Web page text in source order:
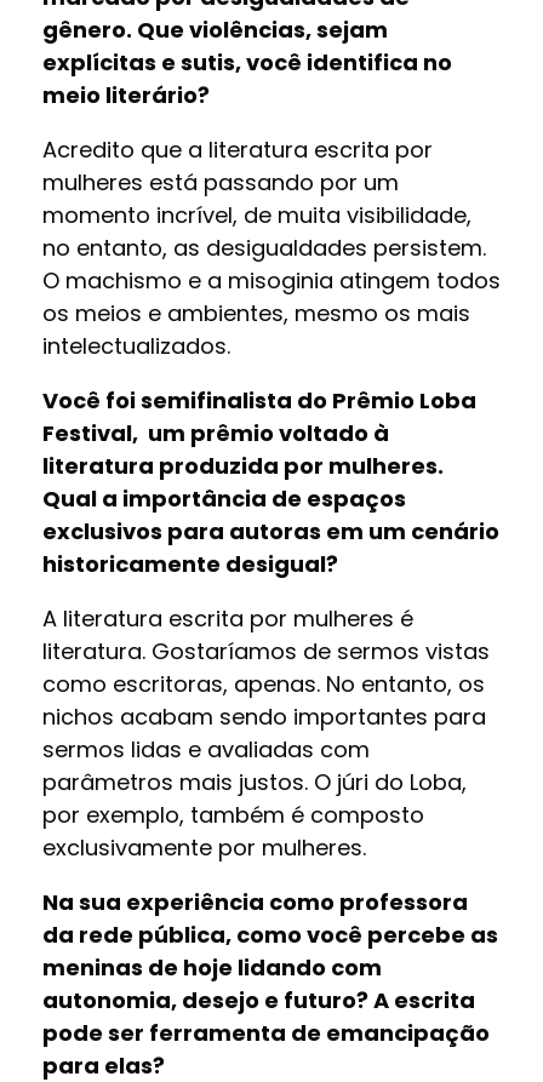
gênero. Que violências, sejam
explícitas e sutis, você identifica no
meio literário?
Acredito que a literatura escrita por
mulheres está passando por um
momento incrível, de muita visibilidade,
no entanto, as desigualdades persistem.
O machismo e a misoginia atingem todos
os meios e ambientes, mesmo os mais
intelectualizados.
Você foi semifinalista do Prêmio Loba
Festival, um prêmio voltado à
literatura produzida por mulheres.
Qual a importância de espaços
exclusivos para autoras em um cenário
historicamente desigual?
A literatura escrita por mulheres é
literatura. Gostaríamos de sermos vistas
como escritoras, apenas. No entanto, os
nichos acabam sendo importantes para
sermos lidas e avaliadas com
parâmetros mais justos. O júri do Loba,
por exemplo, também é composto
exclusivamente por mulheres.
Na sua experiência como professora
da rede pública, como você percebe as
meninas de hoje lidando com
autonomia, desejo e futuro? A escrita
pode ser ferramenta de emancipação
para elas?